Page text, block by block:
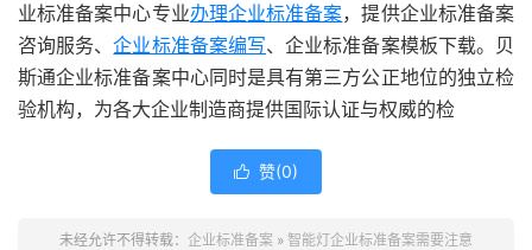
业标准备案中心专业办理企业标准备案，提供企业标准备案
咨询服务、企业标准备案编写、企业标准备案模板下载。贝
斯通企业标准备案中心同时是具有第三方公正地位的独立检
验机构，为各大企业制造商提供国际认证与权威的检
 赞(0)
未经允许不得转载： 企业标准备案 » 智能灯企业标准备案需要注意